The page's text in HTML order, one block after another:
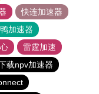
快连加速器
加速器
雷霆加速
载npv加速器